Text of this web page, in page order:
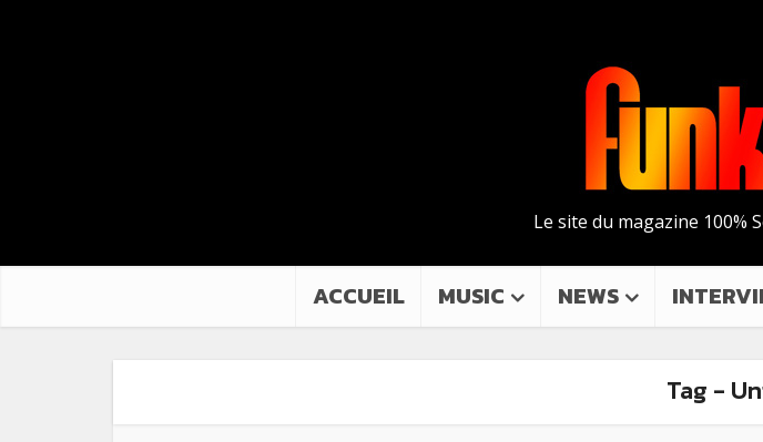
Le site du magazine 100%
ACCUEIL MUSIC NEWS
Tag -